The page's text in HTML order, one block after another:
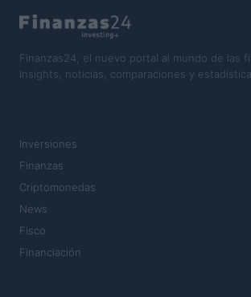
Finanzas24, el nuevo portal al mundo de las
Insights, noticias, comparaciones y
Inversiones
Finanzas
Criptomonedas
News
Fisco
Financiación